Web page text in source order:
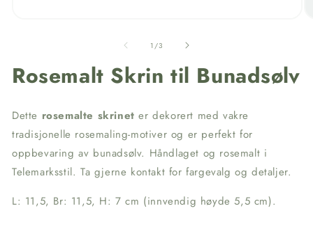
1 /av
3
Rosemalt Skrin til Bunadsølv
Dette rosemalte skrinet er dekorert med vakre
tradisjonelle rosemaling-motiver og er perfekt for
oppbevaring av bunadsølv. Håndlaget og rosemalt i
Telemarksstil. Ta gjerne kontakt for fargevalg og detaljer.
L: 11,5, Br: 11,5, H: 7 cm (innvendig høyde 5,5 cm).